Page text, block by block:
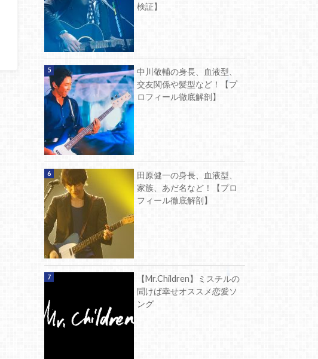
検証】
中川敬輔の身長、血液型、
交友関係や髪型など！【プ
ロフィール徹底解剖】
田原健一の身長、血液型、
家族、あだ名など！【プロ
フィール徹底解剖】
【Mr.Children】ミスチルの
聞けば幸せオススメ恋愛ソ
ング